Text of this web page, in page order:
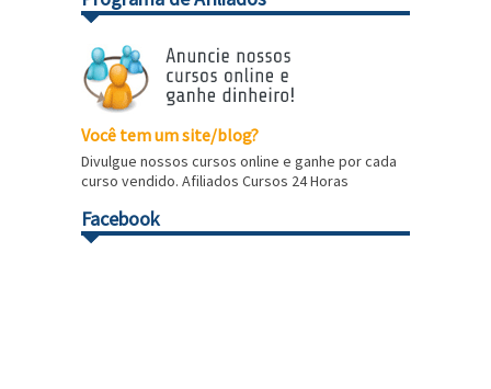
Você tem um site/blog?
Divulgue nossos cursos online e ganhe por cada
curso vendido. Afiliados Cursos 24 Horas
Facebook